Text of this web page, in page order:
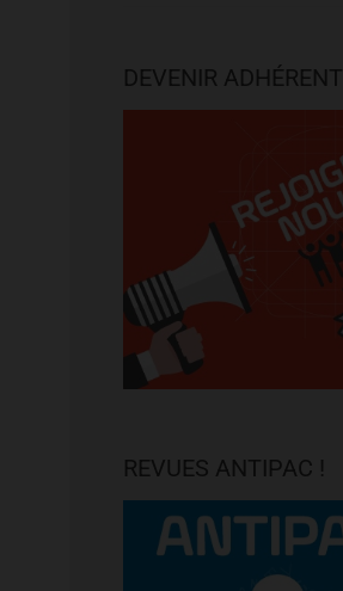
DEVENIR ADHÉRENT
REVUES ANTIPAC !